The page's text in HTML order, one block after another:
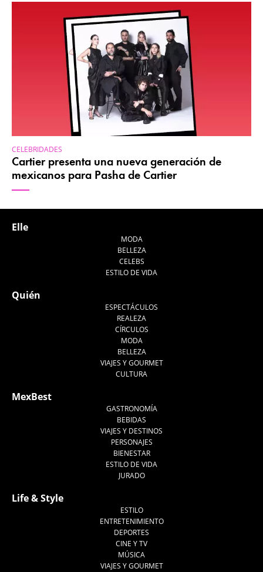
CELEBRIDADES
Cartier presenta una nueva generación de
mexicanos para Pasha de Cartier
Elle
MODA
BELLEZA
CELEBS
ESTILO DE VIDA
Quién
ESPECTÁCULOS
REALEZA
CÍRCULOS
MODA
BELLEZA
VIAJES Y GOURMET
CULTURA
MexBest
GASTRONOMÍA
BEBIDAS
VIAJES Y DESTINOS
PERSONAJES
BIENESTAR
ESTILO DE VIDA
JURADO
Life & Style
ESTILO
ENTRETENIMIENTO
DEPORTES
CINE Y TV
MÚSICA
VIAJES Y GOURMET